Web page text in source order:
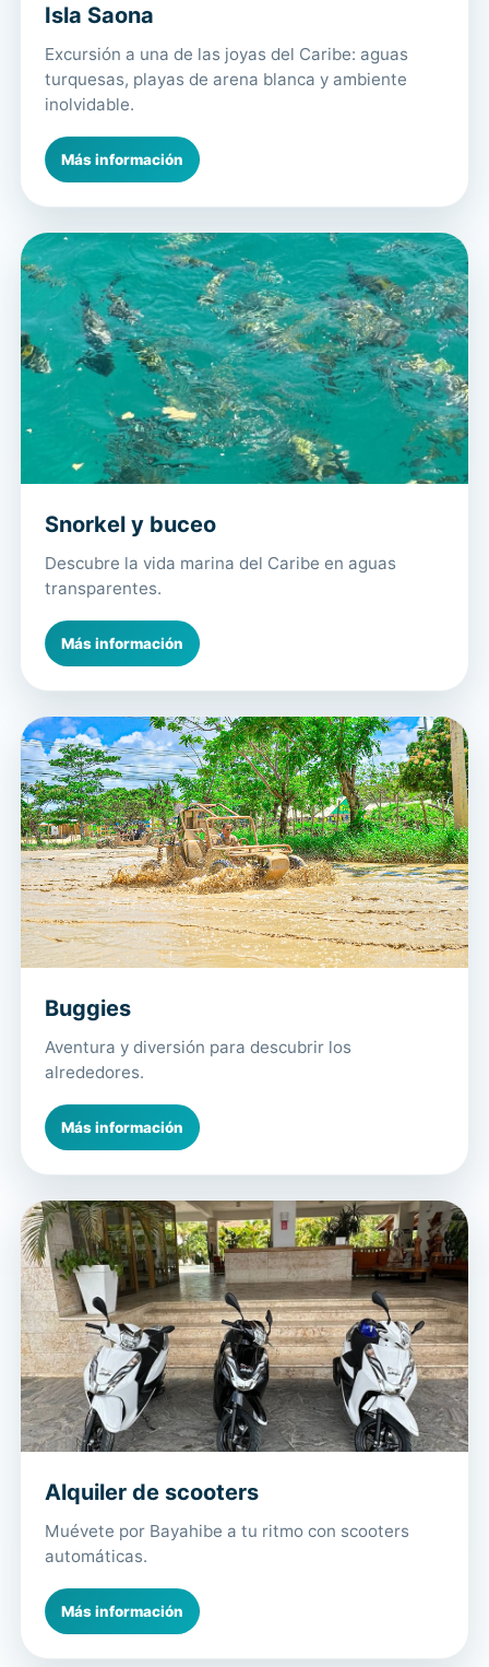
Isla Saona
Excursión a una de las joyas del Caribe: aguas
turquesas, playas de arena blanca y ambiente
inolvidable.
Más información
Snorkel y buceo
Descubre la vida marina del Caribe en aguas
transparentes.
Más información
Buggies
Aventura y diversión para descubrir los
alrededores.
Más información
Alquiler de scooters
Muévete por Bayahibe a tu ritmo con scooters
automáticas.
Más información